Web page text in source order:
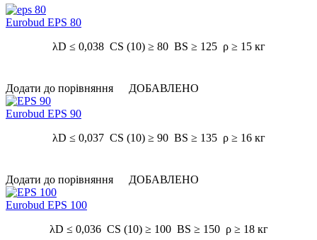
Eurobud EPS 80
λD ≤ 0,038 CS (10) ≥ 80 BS ≥ 125 ρ ≥ 15 кг
Додати до порівняння ДОБАВЛЕНО
Eurobud EPS 90
λD ≤ 0,037 CS (10) ≥ 90 BS ≥ 135 ρ ≥ 16 кг
Додати до порівняння ДОБАВЛЕНО
Eurobud EPS 100
λD ≤ 0,036 CS (10) ≥ 100 BS ≥ 150 ρ ≥ 18 кг